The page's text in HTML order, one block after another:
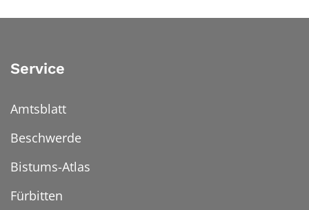
Service
Amtsblatt
Beschwerde
Bistums-Atlas
Fürbitten